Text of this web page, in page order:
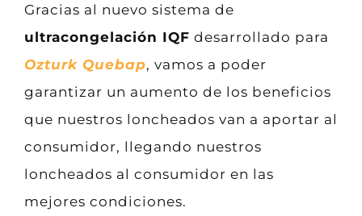
Gracias al nuevo sistema de
ultracongelación IQF desarrollado para
Ozturk Quebap, vamos a poder
garantizar un aumento de los beneficios
que nuestros loncheados van a aportar al
consumidor, llegando nuestros
loncheados al consumidor en las
mejores condiciones.